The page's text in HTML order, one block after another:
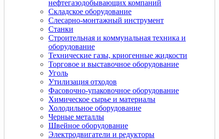
нефтегазодобывающих компаний
Складское оборудование
Слесарно-монтажный инструмент
Станки
Строительная и коммунальная техника и
оборудование
Технические газы, криогенные жидкости
Торговое и выставочное оборудование
Уголь
Утилизация отходов
Фасовочно-упаковочное оборудование
Химическое сырье и материалы
Холодильное оборудование
Черные металлы
Швейное оборудование
Электродвигатели и редукторы